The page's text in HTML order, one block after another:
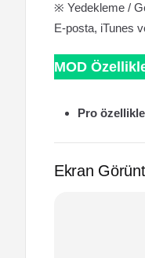
※ Yedekleme /
E-posta, iTunes
MOD
Pro
Ekran